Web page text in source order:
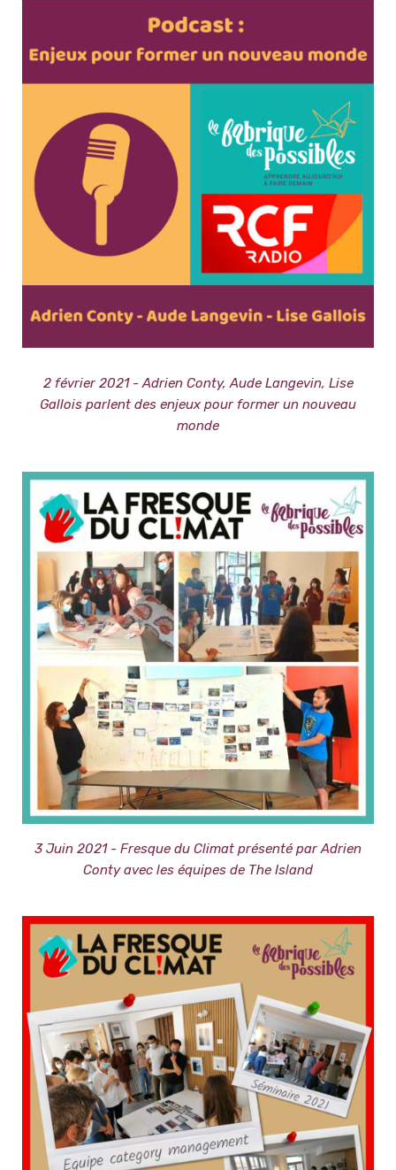
2 février 2021 - Adrien Conty, Aude Langevin, Lise
Gallois parlent des enjeux pour former un nouveau
monde
3 Juin 2021 - Fresque du Climat présenté par Adrien
Conty avec les équipes de The Island